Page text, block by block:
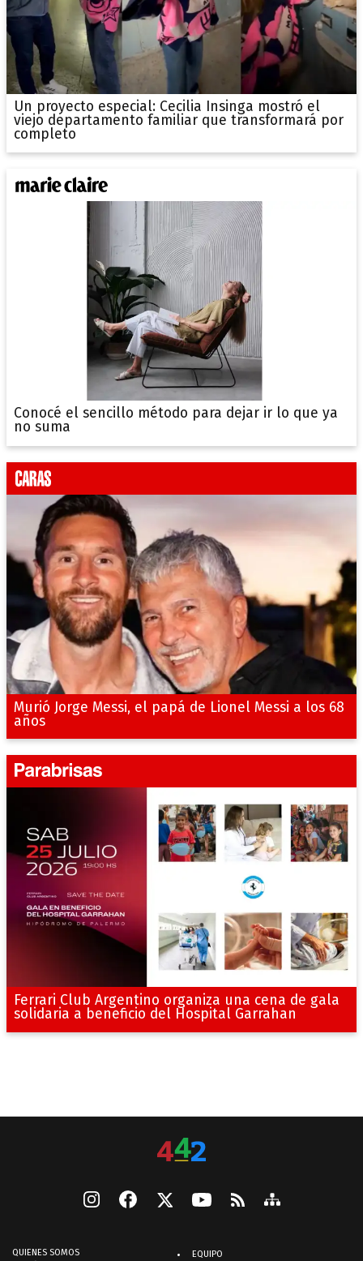
Un proyecto especial: Cecilia Insinga mostró el
viejo departamento familiar que transformará por
completo
Conocé el sencillo método para dejar ir lo que ya
no suma
Murió Jorge Messi, el papá de Lionel Messi a los 68
años
Ferrari Club Argentino organiza una cena de gala
solidaria a beneficio del Hospital Garrahan
QUIENES SOMOS EQUIPO